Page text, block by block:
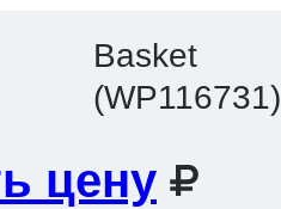
Basket
(WP116731)
цену